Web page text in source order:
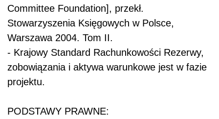
Committee Foundation], przekł.
Stowarzyszenia Księgowych w Polsce,
Warszawa 2004. Tom II.
- Krajowy Standard Rachunkowości Rezerwy,
zobowiązania i aktywa warunkowe jest w fazie
projektu.
PODSTAWY PRAWNE: